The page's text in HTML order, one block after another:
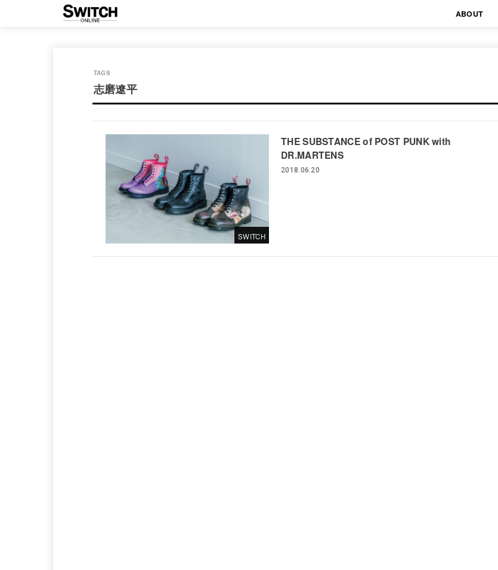
ABOUT
志磨遼平
SWITCH
THE SUBSTANCE of POST PUNK with
DR.MARTENS
2018.06.20